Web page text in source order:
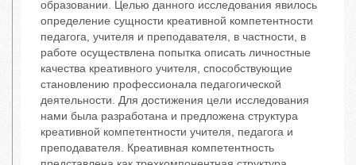
образовании. Целью данного исследования явилось
определение сущности креативной компетентности
педагога, учителя и преподавателя, в частности, в
работе осуществлена попытка описать личностные
качества креативного учителя, способствующие
становлению профессионала педагогической
деятельности. Для достижения цели исследования
нами была разработана и предложена структура
креативной компетентности учителя, педагога и
преподавателя. Креативная компетентность